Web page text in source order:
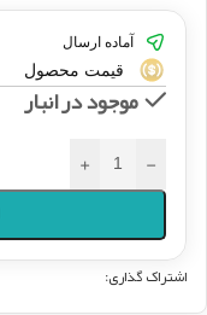
آماده ارسال
قیمت محصول
موجود در انبار
-
+
اشتراک گذاری: